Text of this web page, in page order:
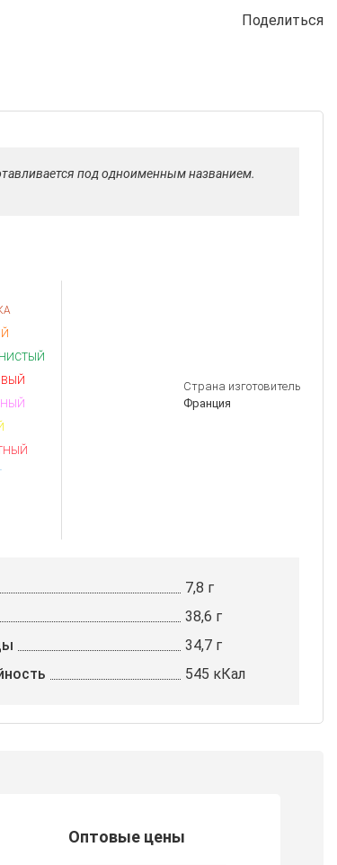
Поделиться
под одноименным названием.
Страна изготовитель
Франция
7,8 г
38,6 г
34,7 г
545 кКал
Оптовые цены